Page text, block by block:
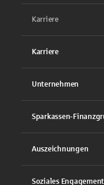
Karriere
Karriere
Unternehmen
Sparkassen-
Auszeichnungen
Soziales Engagement